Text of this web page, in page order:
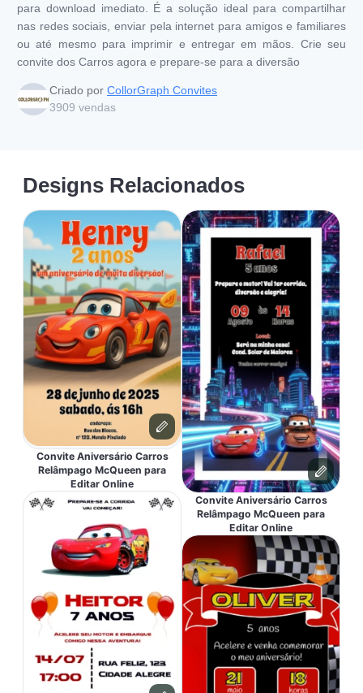
para download imediato. É a solução ideal para compartilhar
nas redes sociais, enviar pela internet para amigos e familiares
ou até mesmo para imprimir e entregar em mãos. Crie seu
convite dos Carros agora e prepare-se para a diversão
Criado por CollorGraph Convites
3909 vendas
Designs Relacionados
Convite Aniversário Carros
Relâmpago McQueen para
Editar Online
Convite Aniversário Carros
Relâmpago McQueen para
Editar Online